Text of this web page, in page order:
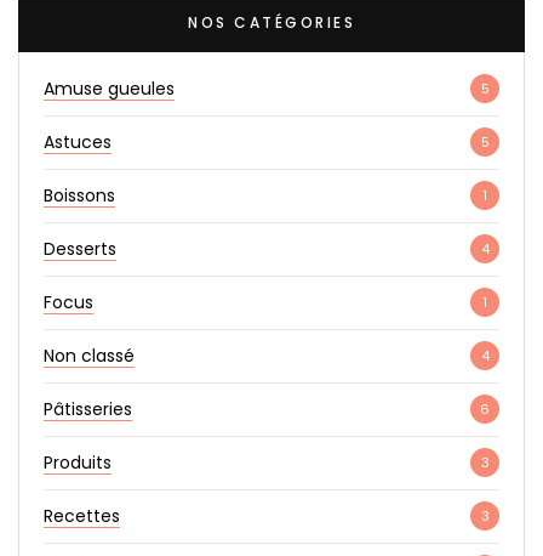
NOS CATÉGORIES
Amuse gueules 5
Astuces 5
Boissons 1
Desserts 4
Focus 1
Non classé 4
Pâtisseries 6
Produits 3
Recettes 3